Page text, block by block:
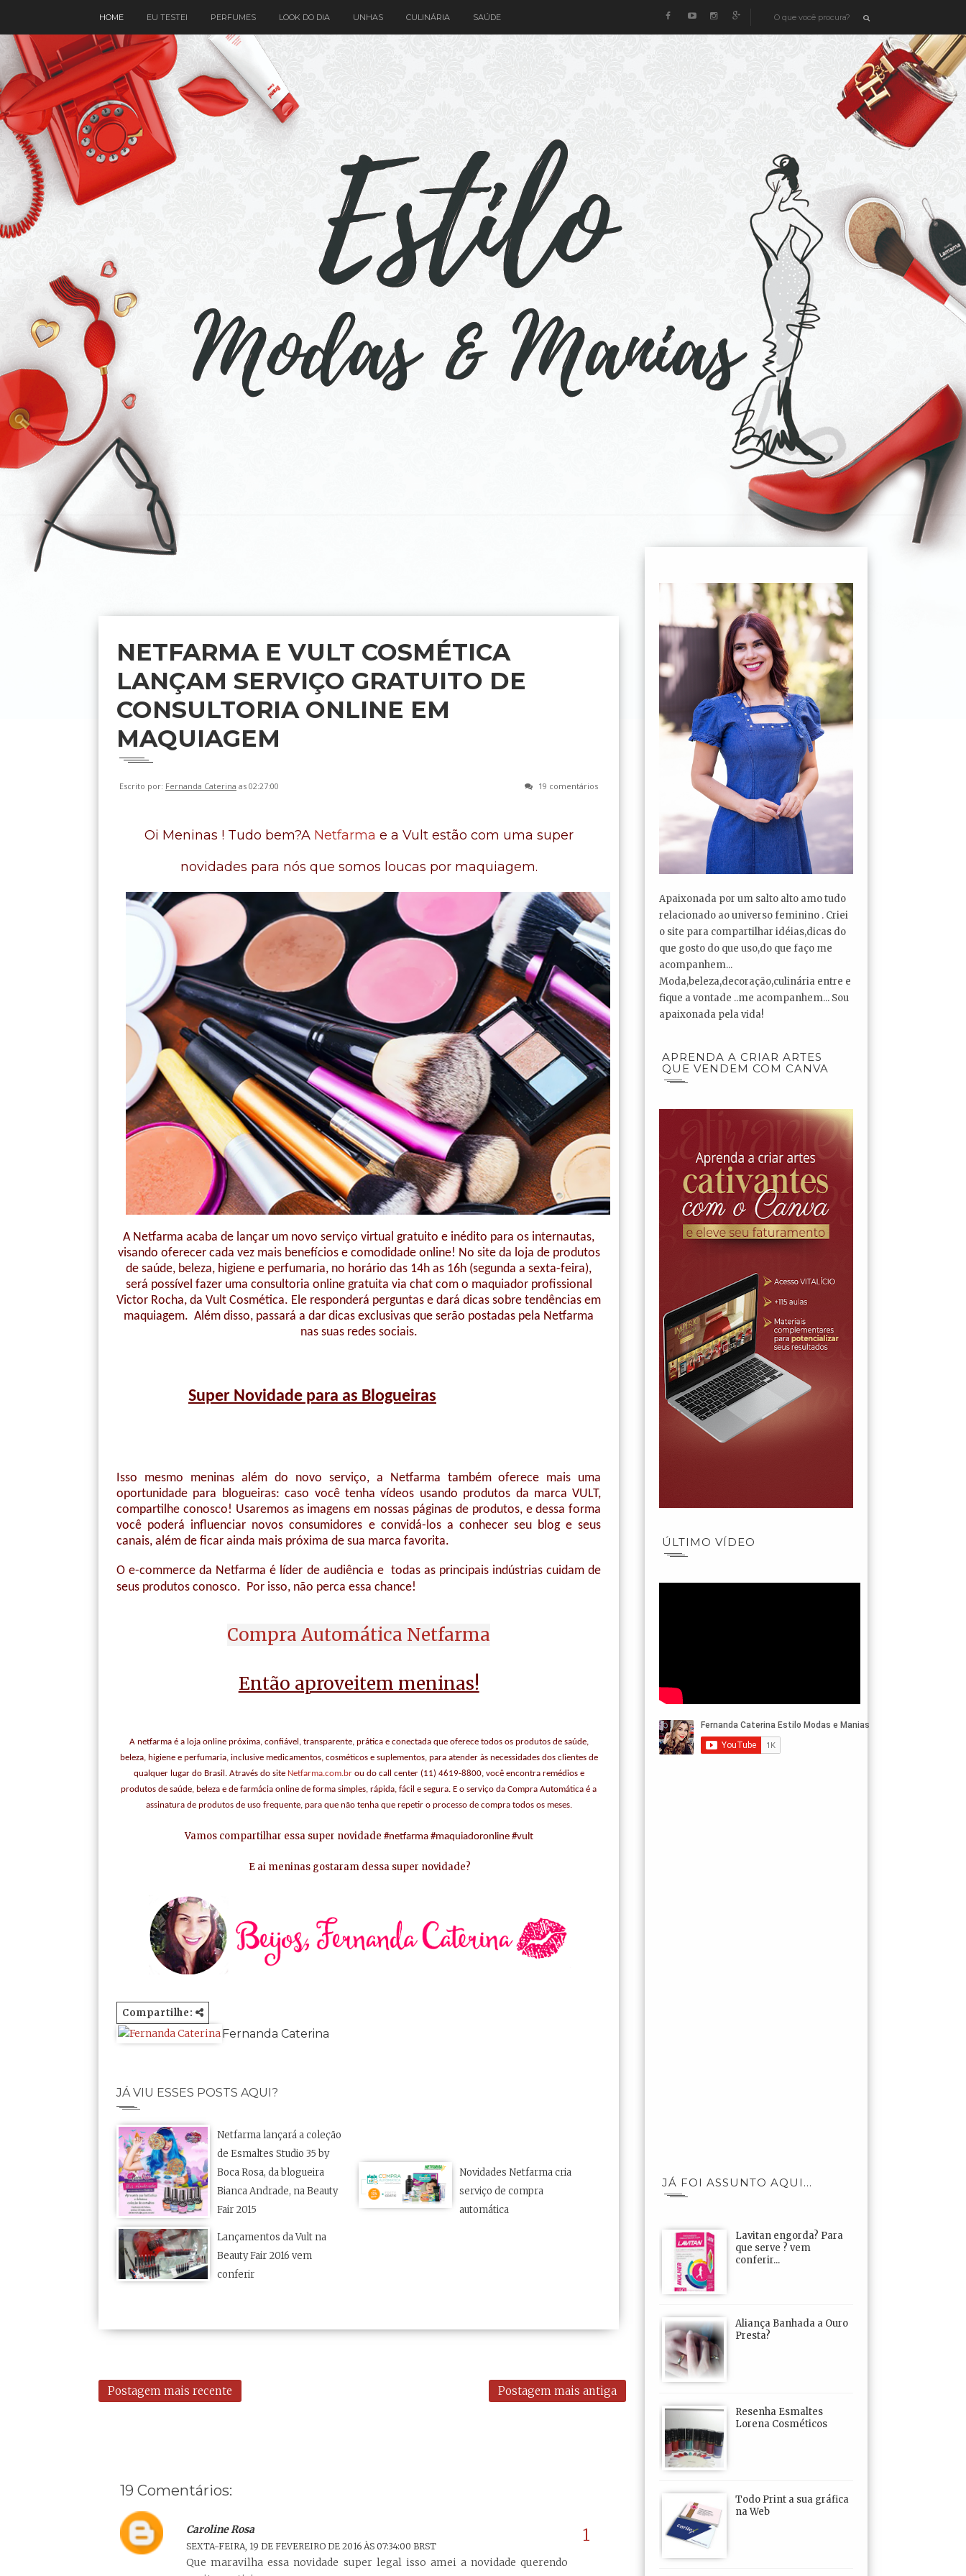
HOME EU TESTEI PERFUMES LOOK DO DIA UNHAS CULINÁRIA SAÚDE
NETFARMA E VULT COSMÉTICA
LANÇAM SERVIÇO GRATUITO DE
CONSULTORIA ONLINE EM
MAQUIAGEM
Escrito por: Fernanda Caterina as 02:27:00 19 comentários
Oi Meninas ! Tudo bem?A Netfarma e a Vult estão com uma super
novidades para nós que somos loucas por maquiagem.
A Netfarma acaba de lançar um novo serviço virtual gratuito e inédito para os internautas,
visando oferecer cada vez mais benefícios e comodidade online! No site da loja de produtos
de saúde, beleza, higiene e perfumaria, no horário das 14h as 16h (segunda a sexta-feira),
será possível fazer uma consultoria online gratuita via chat com o maquiador profissional
Victor Rocha, da Vult Cosmética. Ele responderá perguntas e dará dicas sobre tendências em
maquiagem. Além disso, passará a dar dicas exclusivas que serão postadas pela Netfarma
nas suas redes sociais.
Super Novidade para as Blogueiras
Isso mesmo meninas além do novo serviço, a Netfarma também oferece mais uma
oportunidade para blogueiras: caso você tenha vídeos usando produtos da marca VULT,
compartilhe conosco! Usaremos as imagens em nossas páginas de produtos, e dessa forma
você poderá influenciar novos consumidores e convidá-los a conhecer seu blog e seus
canais, além de ficar ainda mais próxima de sua marca favorita.
O e-commerce da Netfarma é líder de audiência e todas as principais indústrias cuidam de
seus produtos conosco. Por isso, não perca essa chance!
Compra Automática Netfarma
Então aproveitem meninas!
A netfarma é a loja online próxima, confiável, transparente, prática e conectada que oferece todos os produtos de saúde,
beleza, higiene e perfumaria, inclusive medicamentos, cosméticos e suplementos, para atender às necessidades dos clientes de
qualquer lugar do Brasil. Através do site Netfarma.com.brou do call center (11) 4619-8800, você encontra remédios e
produtos de saúde, beleza e de farmácia online de forma simples, rápida, fácil e segura. E o serviço da Compra Automática é a
assinatura de produtos de uso frequente, para que não tenha que repetir o processo de compra todos os meses.
Vamos compartilhar essa super novidade #netfarma #maquiadoronline #vult
E ai meninas gostaram dessa super novidade?
Compartilhe:
Fernanda Caterina
JÁ VIU ESSES POSTS AQUI?
Netfarma lançará a coleção
de Esmaltes Studio 35 by
Boca Rosa, da blogueira
Bianca Andrade, na Beauty
Fair 2015
Novidades Netfarma cria
serviço de compra
automática
Lançamentos da Vult na
Beauty Fair 2016 vem
conferir
Postagem mais recente Postagem mais antiga
19 Comentários:
Caroline Rosa
SEXTA-FEIRA, 19 DE FEVEREIRO DE 2016 ÀS 07:34:00 BRST
Que maravilha essa novidade super legal isso amei a novidade querendo
Apaixonada por um salto alto amo tudo
relacionado ao universo feminino . Criei
o site para compartilhar idéias,dicas do
que gosto do que uso,do que faço me
acompanhem...
Moda,beleza,decoração,culinária entre e
fique a vontade ..me acompanhem... Sou
apaixonada pela vida!
APRENDA A CRIAR ARTES
QUE VENDEM COM CANVA
ÚLTIMO VÍDEO
JÁ FOI ASSUNTO AQUI...
Lavitan engorda? Para
que serve ? vem
conferir...
Aliança Banhada a Ouro
Presta?
Resenha Esmaltes
Lorena Cosméticos
Todo Print a sua gráfica
na Web